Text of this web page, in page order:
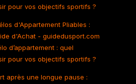
pour vos objectifs sportifs ?
d'Appartement Pliables :
d'Achat - guidedusport.com
d’appartement : quel
pour vos objectifs sportifs ?
après une longue pause :